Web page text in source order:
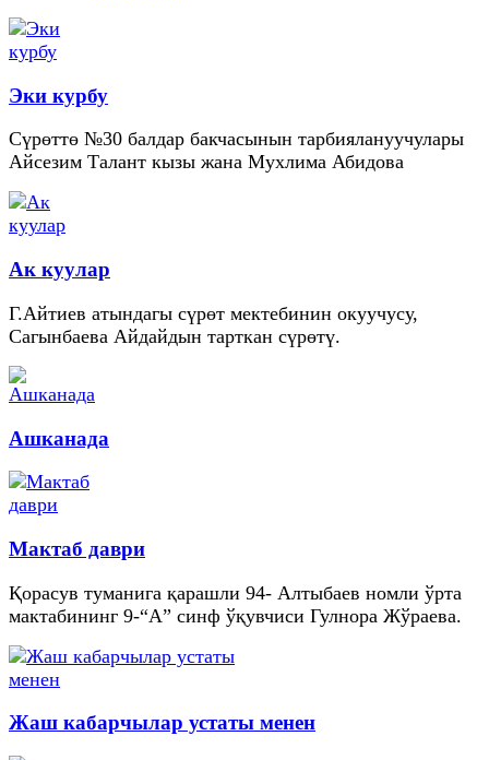
Эки курбу
Сүрөттө №30 балдар бакчасынын тарбиялануучулары
Айсезим Талант кызы жана Мухлима Абидова
Ак куулар
Г.Айтиев атындагы сүрөт мектебинин окуучусу,
Сагынбаева Айдайдын тарткан сүрөтү.
Ашканада
Мактаб даври
Қорасув туманига қарашли 94- Алтыбаев номли ўрта
мактабининг 9-“А” синф ўқувчиси Гулнора Жўраева.
Жаш кабарчылар устаты менен